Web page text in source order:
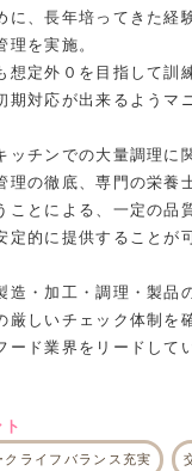
に、長年培ってきた経
理を実施。
想定外０を目指して訓
期対応が出来るようマ
ッチンでの大量調理に
理の徹底、専門の栄養
ことによる、一定の品
定的に提供することが
造・加工・調理・製品
厳しいチェック体制を
ード業界をリードして
クライフバランス充実